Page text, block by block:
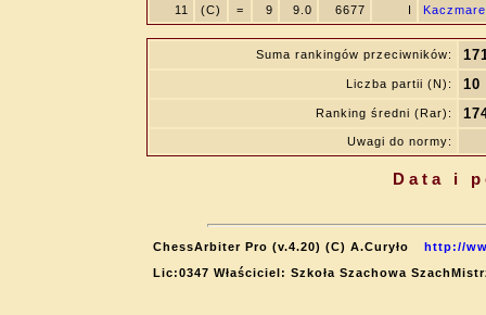
11
(C) = 9 9.0 6677 I
Suma rankingów przeciwników:
Liczba partii (N): 10
Ranking średni (Rar):
Uwagi do normy:
Data i
ChessArbiter Pro (v.4.20) (C) A.Curyło
http://
Lic:0347 Właściciel: Szkoła Szachowa